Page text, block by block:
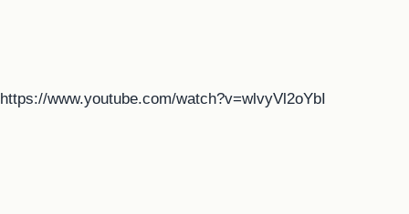
https://www.youtube.com/watch?v=wlvyVl2oYbI